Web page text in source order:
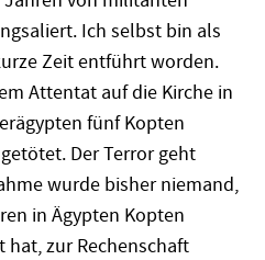
Ich selbst bin als
Zeit entführt worden.
Attentat auf die Kirche in
fünf Kopten
Der Terror geht
wurde bisher niemand,
in Ägypten Kopten
zur Rechenschaft